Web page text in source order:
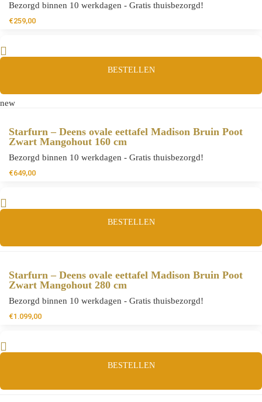
Bezorgd binnen 10 werkdagen - Gratis thuisbezorgd!
€259,00
BESTELLEN
new
Starfurn – Deens ovale eettafel Madison Bruin Poot
Zwart Mangohout 160 cm
Bezorgd binnen 10 werkdagen - Gratis thuisbezorgd!
€649,00
BESTELLEN
Starfurn – Deens ovale eettafel Madison Bruin Poot
Zwart Mangohout 280 cm
Bezorgd binnen 10 werkdagen - Gratis thuisbezorgd!
€1.099,00
BESTELLEN